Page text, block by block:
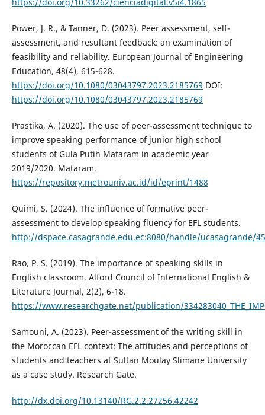
https://doi.org/10.33262/cienciadigital.v5i4.1865
Power, J. R., & Tanner, D. (2023). Peer assessment, self-
assessment, and resultant feedback: an examination of
feasibility and reliability. European Journal of Engineering
Education, 48(4), 615-628.
https://doi.org/10.1080/03043797.2023.2185769 DOI:
https://doi.org/10.1080/03043797.2023.2185769
Prastika, A. (2020). The use of peer-assessment technique to
improve speaking performance of junior high school
students of Gula Putih Mataram in academic year
2019/2020. Mataram.
https://repository.metrouniv.ac.id/id/eprint/1488
Quimi, S. (2024). The influence of formative peer-
assessment to develop speaking fluency for EFL students.
http://dspace.casagrande.edu.ec:8080/handle/ucasagrande/
Rao, P. S. (2019). The importance of speaking skills in
English classroom. Alford Council of International English &
Literature Journal, 2(2), 6-18.
https://www.researchgate.net/publication/
Samouni, A. (2023). Peer-assessment of the writing skill in
the Moroccan EFL context: The attitudes and perceptions of
students and teachers at Sultan Moulay Slimane University
as a case study. Research Gate.
http://dx.doi.org/10.13140/RG.2.2.27256.42242